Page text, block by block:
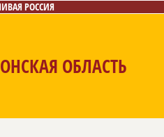
РОССИЯ
ОБЛАСТЬ